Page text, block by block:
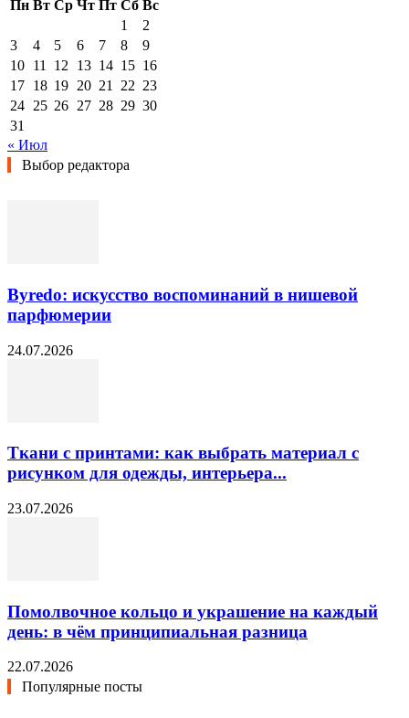
Пн Вт Ср Чт Пт Сб Вс
1
2
3
4 5 6 7 8
9
10 11 12 13 14 15 16
17 18 19 20 21 22 23
24 25 26 27 28 29 30
31
« Июл
Выбор редактора
Byredo: искусство воспоминаний в нишевой
парфюмерии
24.07.2026
Ткани с принтами: как выбрать материал с
рисунком для одежды, интерьера...
23.07.2026
Помолвочное кольцо и украшение на каждый
день: в чём принципиальная разница
22.07.2026
Популярные посты